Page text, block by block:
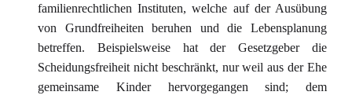
familienrechtlichen Instituten, welche auf der Ausübung
von Grundfreiheiten beruhen und die Lebensplanung
betreffen. Beispielsweise hat der Gesetzgeber die
Scheidungsfreiheit nicht beschränkt, nur weil aus der Ehe
gemeinsame Kinder hervorgegangen sind; dem